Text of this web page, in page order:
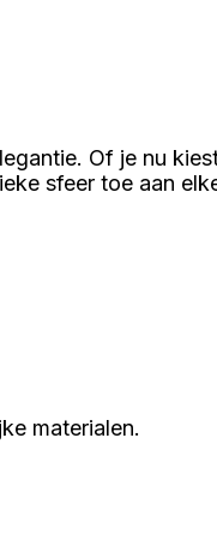
Of je nu
sfeer toe aan
materialen.